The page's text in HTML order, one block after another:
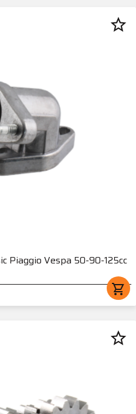
Piaggio Vespa 50-90-125cc
shopping_cart
star_border
star_border